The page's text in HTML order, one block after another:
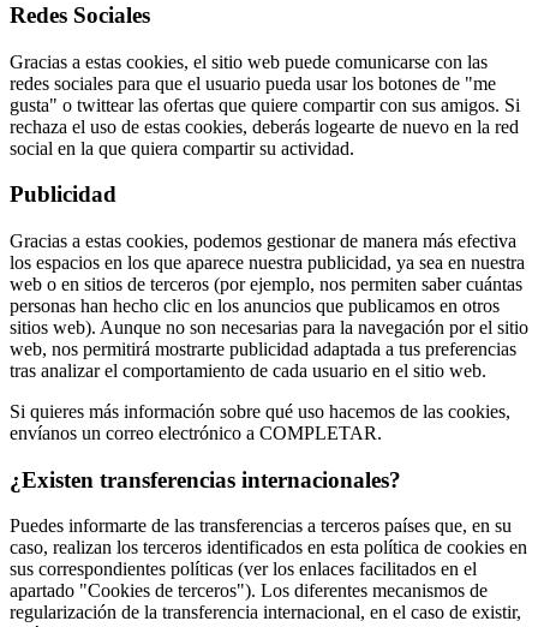
Redes Sociales
Gracias a estas cookies, el sitio web puede comunicarse con las
redes sociales para que el usuario pueda usar los botones de "me
gusta" o twittear las ofertas que quiere compartir con sus amigos. Si
rechaza el uso de estas cookies, deberás logearte de nuevo en la red
social en la que quiera compartir su actividad.
Publicidad
Gracias a estas cookies, podemos gestionar de manera más efectiva
los espacios en los que aparece nuestra publicidad, ya sea en nuestra
web o en sitios de terceros (por ejemplo, nos permiten saber cuántas
personas han hecho clic en los anuncios que publicamos en otros
sitios web). Aunque no son necesarias para la navegación por el sitio
web, nos permitirá mostrarte publicidad adaptada a tus preferencias
tras analizar el comportamiento de cada usuario en el sitio web.
Si quieres más información sobre qué uso hacemos de las cookies,
envíanos un correo electrónico a COMPLETAR.
¿Existen transferencias internacionales?
Puedes informarte de las transferencias a terceros países que, en su
caso, realizan los terceros identificados en esta política de cookies en
sus correspondientes políticas (ver los enlaces facilitados en el
apartado "Cookies de terceros"). Los diferentes mecanismos de
regularización de la transferencia internacional, en el caso de existir,